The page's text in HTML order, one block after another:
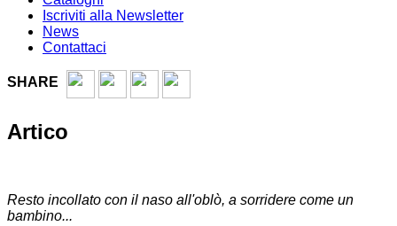
Iscriviti alla Newsletter
News
Contattaci
SHARE
Artico
Resto incollato con il naso all'oblò, a sorridere come un
bambino...